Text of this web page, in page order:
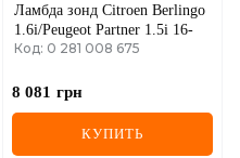
Ламбда зонд Citroen Berlingo
1.6i/Peugeot Partner 1.5i 16-
Код: 0 281 008 675
8 081 грн
КУПИТЬ